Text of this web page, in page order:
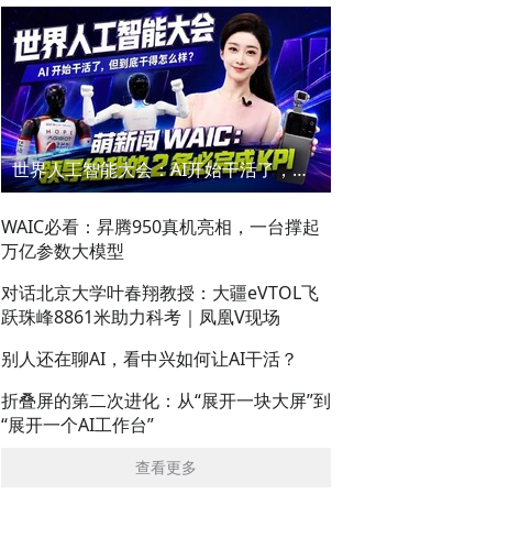
世界人工智能大会：AI开始干活了，但到底干的怎么样？萌新闯WAIC
WAIC必看：昇腾950真机亮相，一台撑起
万亿参数大模型
对话北京大学叶春翔教授：大疆eVTOL飞
跃珠峰8861米助力科考｜凤凰V现场
别人还在聊AI，看中兴如何让AI干活？
折叠屏的第二次进化：从“展开一块大屏”到
“展开一个AI工作台”
查看更多